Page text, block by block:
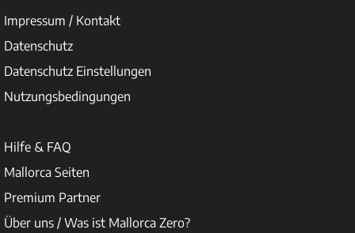
Impressum / Kontakt
Datenschutz
Datenschutz Einstellungen
Nutzungsbedingungen
Hilfe & FAQ
Mallorca Seiten
Premium Partner
Über uns / Was ist Mallorca Zero?